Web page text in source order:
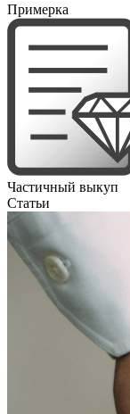
Примерка
Частичный выкуп
Статьи